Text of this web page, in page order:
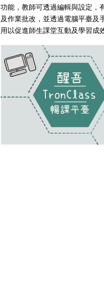
功能，教師可透過編輯與設定，
及作業批改，並透過電腦平臺及
用以促進師生課堂互動及學習成